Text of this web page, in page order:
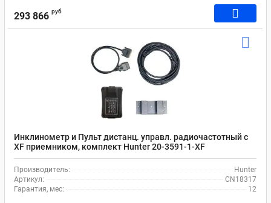
293 866 руб
Инклинометр и Пульт дистанц. управл. радиочастотный с
XF приемником, комплект Hunter 20-3591-1-XF
Производитель:
Hunter
Артикул:
CN18317
Гарантия, мес:
12